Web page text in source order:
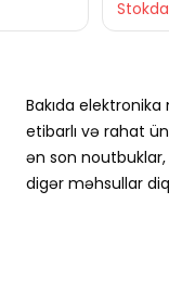
Bakıda
etibarlı və rahat
ən son
digər məhsullar